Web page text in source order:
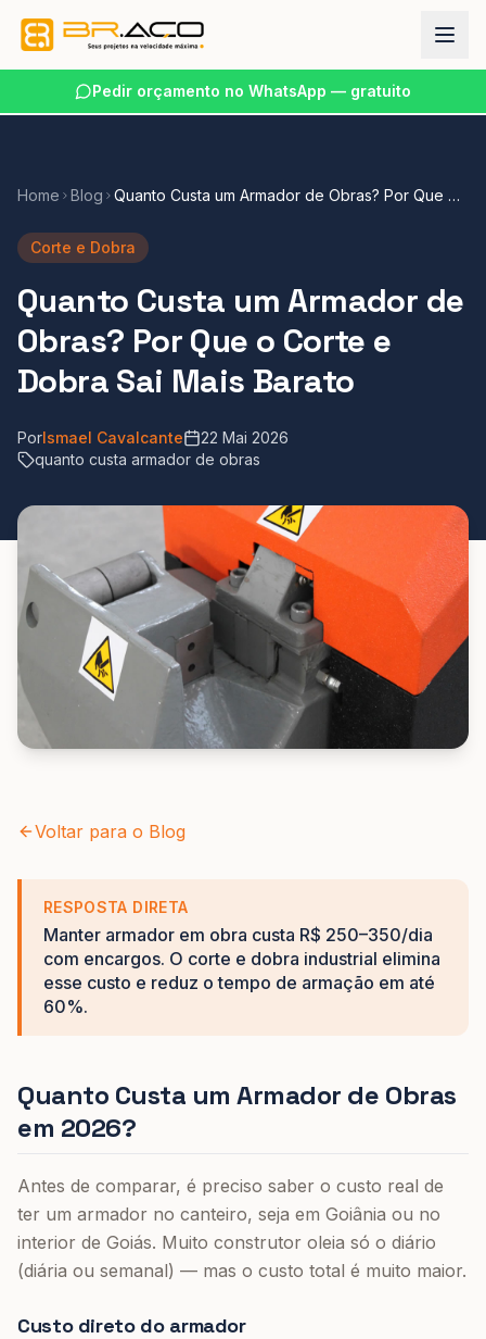
Pedir orçamento no WhatsApp — gratuito
Home Blog
Quanto Custa um Armador de Obras? Por Que o
Corte e Dobra
Quanto Custa um Armador de
Obras? Por Que o Corte e
Dobra Sai Mais Barato
PorIsmael Cavalcante
22 Mai 2026
quanto custa armador de obras
Voltar para o Blog
RESPOSTA DIRETA
Manter armador em obra custa R$ 250–350/dia
com encargos. O corte e dobra industrial elimina
esse custo e reduz o tempo de armação em até
60%.
Quanto Custa um Armador de Obras
em 2026?
Antes de comparar, é preciso saber o custo real de
ter um armador no canteiro, seja em Goiânia ou no
interior de Goiás. Muito construtor oleia só o diário
(diária ou semanal) — mas o custo total é muito maior.
Custo direto do armador